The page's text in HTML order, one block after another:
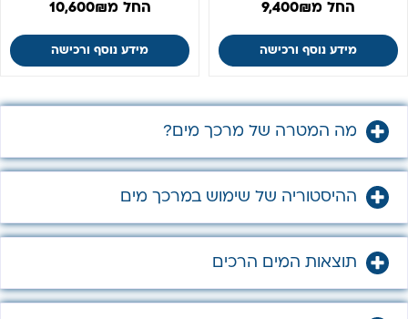
החל מ 9,400₪
מידע נוסף ורכישה
החל מ 10,600₪
מידע נוסף ורכישה
מה המטרה של מרכך מים?
ההיסטוריה של שימוש במרכך מים
תוצאות המים הרכים